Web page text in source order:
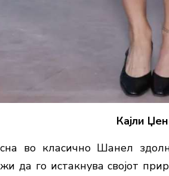
Кајли
во класично Шанел
да го истакнува својот